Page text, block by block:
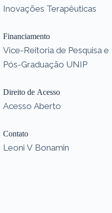
Inovações Terapêuticas
Financiamento
Vice-Reitoria de Pesquisa e
Pós-Graduação UNIP
Direito de Acesso
Acesso Aberto
Contato
Leoni V Bonamin